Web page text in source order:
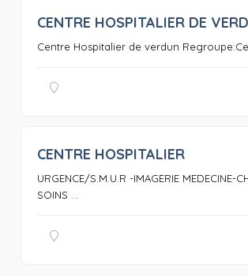
CENTRE HOSPITALIER DE
Centre Hospitalier de verdun
CENTRE HOSPITALIER
URGENCE/S.M.U.R -IMAGERIE MEDECINE-
SOINS ...